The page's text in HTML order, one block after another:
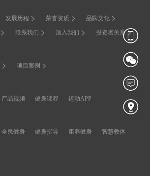
发展历程 荣誉资质 品牌文化
联系我们 加入我们 投资者关系
项目案例
产品视频 健身课程 运动APP
全民健身 健身指导 康养健身 智慧教体